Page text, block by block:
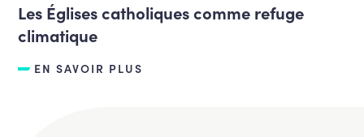
Les Églises catholiques comme refuge
climatique
EN SAVOIR PLUS